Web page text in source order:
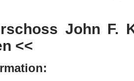
John F.
<<